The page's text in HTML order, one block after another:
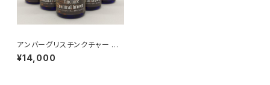
アンバーグリスチンクチャー ナ
チュラルブラウン 10ml
¥14,000